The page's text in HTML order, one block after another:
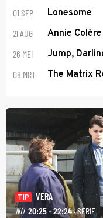
01 SEP Lonesome
21 AUG Annie Colère
26 MEI Jump,
08 MRT The Matrix
TIP
VERA
NU 20:25 - 22:24· SERIE